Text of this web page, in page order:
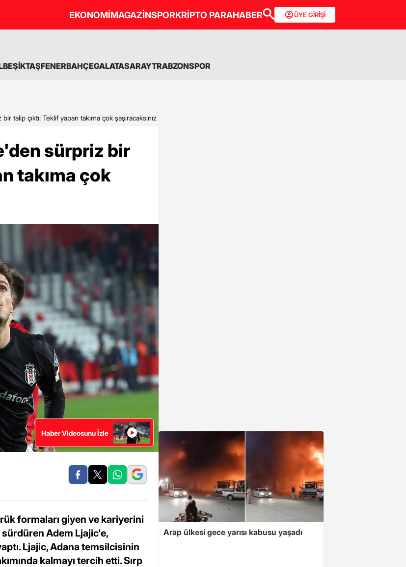
EKONOMİMAGAZİNSPORKRİPTO PARAHABER ÜYE GİRİŞİ
BEŞİKTAŞFENERBAHÇEGALATASARAYTRABZONSPOR
talip çıktı: Teklif yapan takıma çok şaşıracaksınız
sürpriz bir
takıma çok
Haber Videosunu İzle
formaları giyen ve kariyerini
Adem Ljajic'e,
Ljajic, Adana temsilcisinin
kalmayı tercih etti. Sırp
Arap ülkesi gece yarısı kabusu yaşadı